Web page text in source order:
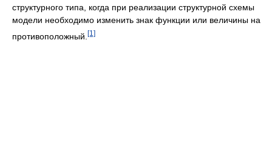
структурного типа, когда при реализации структурной схемы
модели необходимо изменить знак функции или величины на
противоположный. [1]